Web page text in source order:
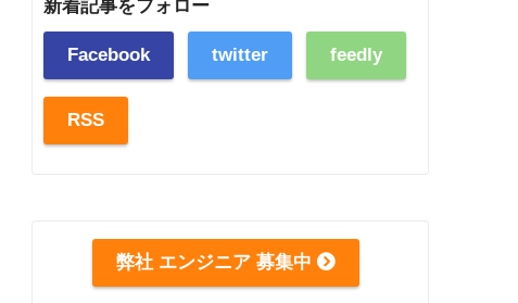
新着記事をフォロー
Facebook twitter feedly
RSS
弊社 エンジニア 募集中